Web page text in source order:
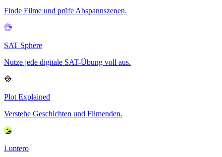
Finde Filme und prüfe Abspannszenen.
SAT Sphere
Nutze jede digitale SAT-Übung voll aus.
Plot Explained
Verstehe Geschichten und Filmenden.
Luntero